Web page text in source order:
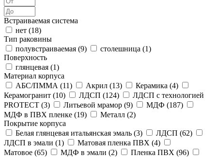
Встраиваемая система
нет (18)
Тип раковины
полувстраиваемая (9) столешница (1)
Поверхность
глянцевая (1)
Материал корпуса
АБС/ПММА (11) Акрил (13) Керамика (4)
Керамогранит (10) ЛДСП (124)
ЛДСП с технологией
PROTECT (3) Литьевой мрамор (9) МДФ (187)
МДФ в ПВХ пленке (19) Металл (2)
Покрытие корпуса
Белая глянцевая итальянская эмаль (3) ЛДСП (62)
ЛДСП в эмали (1) Матовая пленка ПВХ (4)
Матовое (65) МДФ в эмали (2) Пленка ПВХ (96)